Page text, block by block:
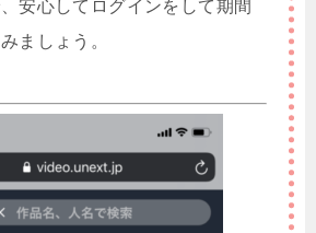
安心してログインをして期間
ましょう。